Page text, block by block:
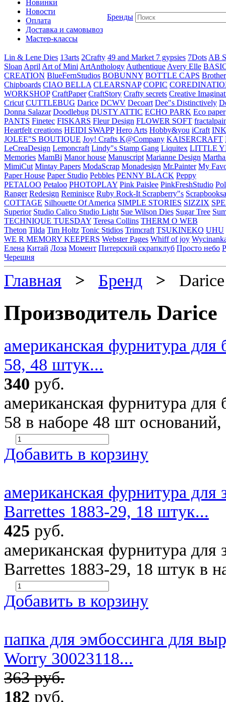
Новинки
Новости
Оплата
Доставка и самовывоз
Мастер-классы
Бренды
Lin & Lene Dies 13arts 2Crafty 49 and Market 7 gypsies 7Dots AB
Sloan April Art of Mini ArtAnthology Authentique Avery Elle
CREATION BlueFernStudios BOBUNNY BOTTLE CAPS Brother
Chipboards CIAO BELLA CLEARSNAP COPIC
WORKSHOP CraftPaper CraftStory Crafty secrets Creative
Cricut CUTTLEBUG Darice DCWV Decoart Dee"s Distinctively
Donna Salazar Doodlebug DUSTY ATTIC ECHO PARK Eco paper
PANTS Finetec FISKARS Fleur Design FLOWER SOFT
Heartfelt creations HEIDI SWAPP Hero Arts Hobby&you iCraft
JOLEE"S BOUTIQUE Joy! Crafts K@Company KAISERCRAFT
LeCreaDesign Lemoncraft Lindy"s Stamp Gang Liquitex LITTLE
Memories MamBi Manor house Manuscript Marianne Design
MimiCut Mintay Papers ModaScrap Monadesign Mr.Painter My
Paper House Paper Studio Pebbles PENNY BLACK Peppy
PETALOO Petaloo PHOTOPLAY Pink Paislee PinkFreshStudio
Ranger Redesign Reminisce Ruby Rock-It Scrapberry"s
COTTAGE Silhouette Of America SIMPLE STORIES SIZZIX
Superior Studio Calico Studio Light Sue Wilson Dies Sugar Tree
TECHNIQUE TUESDAY Teresa Collins THERM O WEB
Theton Tilda Tim Holtz Tonic Stidios Trimcraft TSUKINEKO UHU
WE R MEMORY KEEPERS Webster Pages Whiff of joy
Елена Китай Лоза Момент Питерский скрапклуб Просто небо
Черешня
Главная > Бренд > Darice
Производитель Darice
американская фурнитура
58, 48 штук...
340 руб.
американская фурнитура
58 в наборе 48 шт оснований,
Добавить в корзину
американская фурнитура для
Barrettes 1883-29, 18 штук...
425 руб.
американская фурнитура для
Barrettes 1883-29, 18 штук в
Добавить в корзину
папка для эмбоссинга для
Worry 30023118...
363 руб.
182 руб.